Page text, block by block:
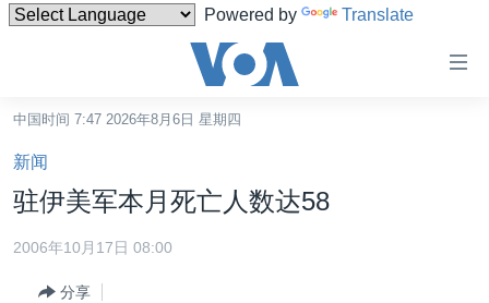
Powered by Translate
碍
链
接
跳
转
中国
港澳
中国时间 7:47 2026年8月6日 星期四
新闻
驻伊美军本月死亡人数达58
2006年10月17日 08:00
分享